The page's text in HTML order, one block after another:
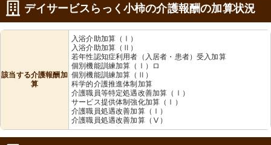
デイサービスらっく小柿の介護報酬の加算状況
該当する介護報酬加
算
入浴介助加算（Ⅰ）
入浴介助加算（Ⅱ）
若年性認知症利用者（入居者・患者）受入加算
個別機能訓練加算（Ⅰ）ロ
個別機能訓練加算（Ⅱ）
科学的介護推進体制加算
介護職員等特定処遇改善加算（Ⅰ）
サービス提供体制強化加算（Ⅰ）
介護職員処遇改善加算（Ⅰ）
介護職員処遇改善加算（Ⅴ）